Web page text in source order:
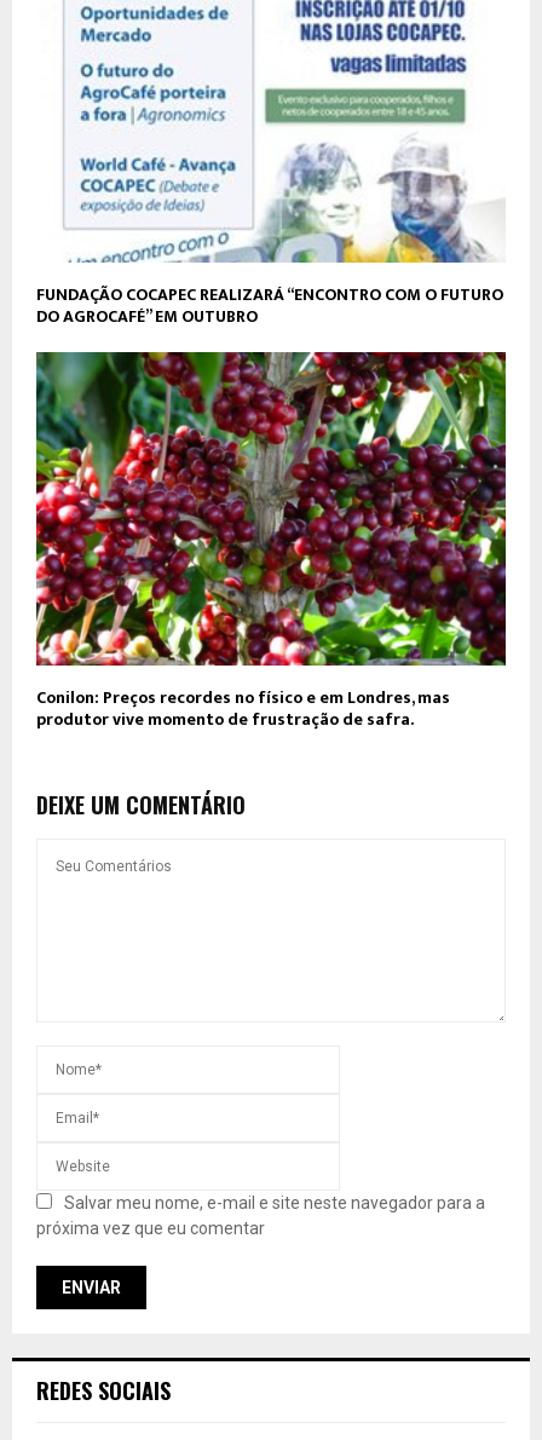
FUNDAÇÃO COCAPEC REALIZARÁ “ENCONTRO COM O FUTURO
DO AGROCAFÉ” EM OUTUBRO
Conilon: Preços recordes no físico e em Londres, mas
produtor vive momento de frustração de safra.
DEIXE UM COMENTÁRIO
Salvar meu nome, e-mail e site neste navegador para a
próxima vez que eu comentar
REDES SOCIAIS